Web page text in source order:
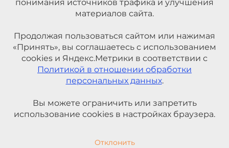
понимания источников трафика и улучшения
материалов сайта.
Продолжая пользоваться сайтом или нажимая
«Принять», вы соглашаетесь с использованием
cookies и Яндекс.Метрики в соответствии с
Политикой в отношении обработки
персональных данных.
Вы можете ограничить или запретить
использование cookies в настройках браузера.
Отклонить